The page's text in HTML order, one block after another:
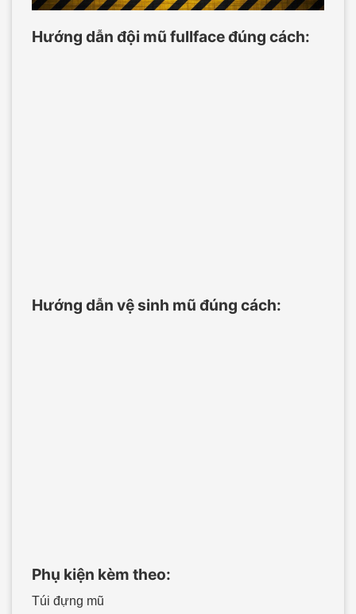
Hướng dẫn đội mũ fullface đúng cách:
Hướng dẫn vệ sinh mũ đúng cách:
Phụ kiện kèm theo:
Túi đựng mũ